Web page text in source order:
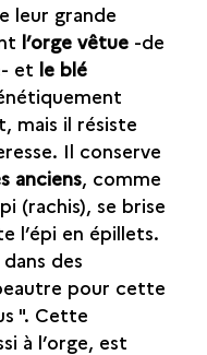
leur grande
l’orge vêtue -de
et le blé
mais il résiste
Il conserve
anciens, comme
(rachis), se brise
l’épi en épillets.
des
pour cette
". Cette
à l’orge, est